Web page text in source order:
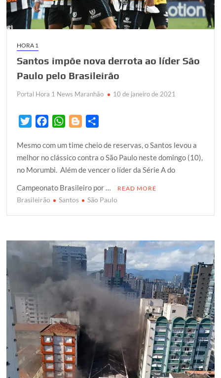
HORA 1
Santos impõe nova derrota ao líder São
Paulo pelo Brasileirão
Portal Hora 1 News Maranhão 10 de janeiro de 2021
i
t
t
e
r
c
e
b
o
o
W
a
t
s
A
p
o
g
g
e
r
a
r
e
Mesmo com um time cheio de reservas, o Santos levou a
melhor no clássico contra o São Paulo neste domingo (10),
no Morumbi. Além de vencer o líder da Série A do
Campeonato Brasileiro por …
READ MORE
Brasileirão Santos São Paulo